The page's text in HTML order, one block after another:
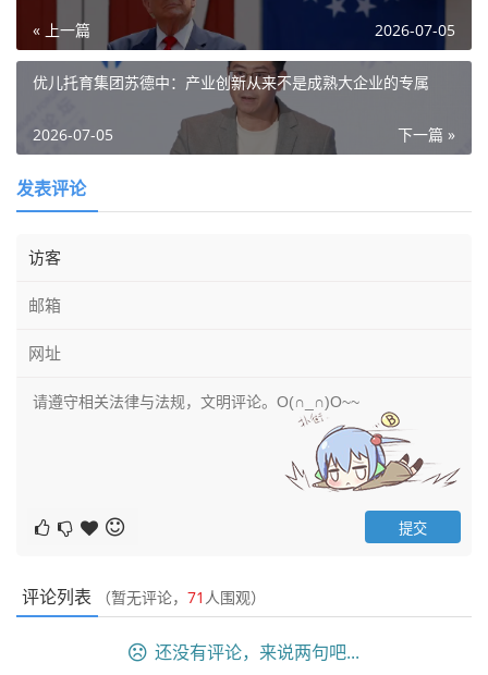
« 上一篇 2026-07-05
优儿托育集团苏德中：产业创新从来不是成熟大企业的专属
下一篇 »
2026-07-05
发表评论
评论列表 （暂无评论， 71 人围观）
还没有评论，来说两句吧...